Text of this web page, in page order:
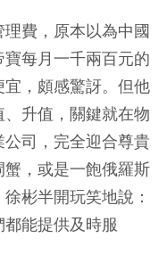
費，原本以為中國
每月一千兩百元的
，頗感驚訝。但他
升值，關鍵就在物
司，完全迎合尊貴
，或是一飽俄羅斯
彬半開玩笑地說：
都能提供及時服